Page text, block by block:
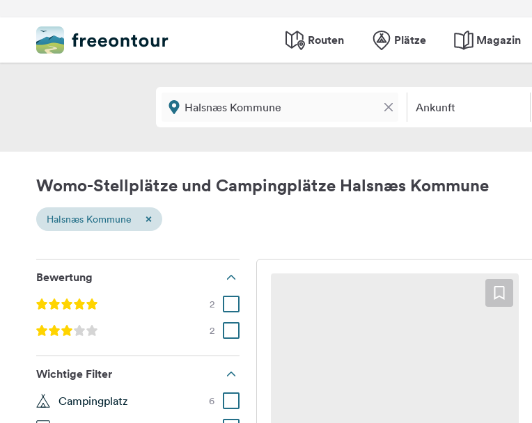
Routen Plätze Magazin
Ankunft
Womo-Stellplätze und Campingplätze Halsnæs Kommune
Halsnæs Kommune ×
Bewertung
2
2
Wichtige Filter
Campingplatz 6